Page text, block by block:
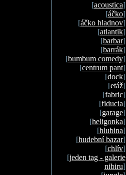
[acoustica]
[áčko]
[áčko hladnov]
[atlantik]
[barbar]
[barrák]
[bumbum comedy]
[centrum pant]
[dock]
[etáž]
[fabric]
[fiducia]
[garage]
[heligonka]
[hlubina]
[hudební bazar]
[chlív]
[jeden tag - galerie
nibiru]